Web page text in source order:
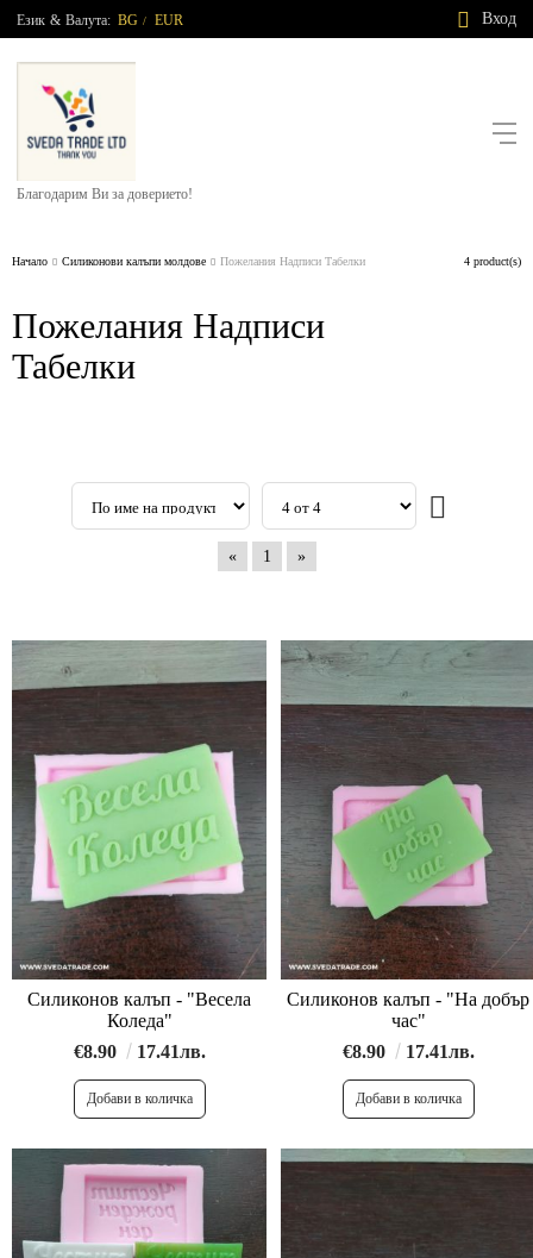
Език & Валута: BG / EUR Вход
Благодарим Ви за доверието!
Начало Силиконови калъпи молдове Пожелания Надписи Табелки 4 product(s)
Пожелания Надписи
Табелки
« 1 »
Силиконов калъп - "Весела
Коледа"
€8.90
17.41лв.
Силиконов калъп - "На добър
час"
€8.90
17.41лв.